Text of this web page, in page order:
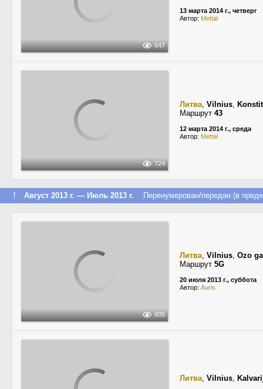
647
13 марта 2014 г., четверг
Автор: Mettal
724
Литва, Vilnius,
Маршрут 43
12 марта 2014 г., среда
Автор: Mettal
↑ Август 2013 г. — Июль 2013 г. Перенумерован/передан (в
805
Литва, Vilnius, Ozo
Маршрут 5G
20 июля 2013 г., суббота
Автор: Auris
Литва, Vilnius,